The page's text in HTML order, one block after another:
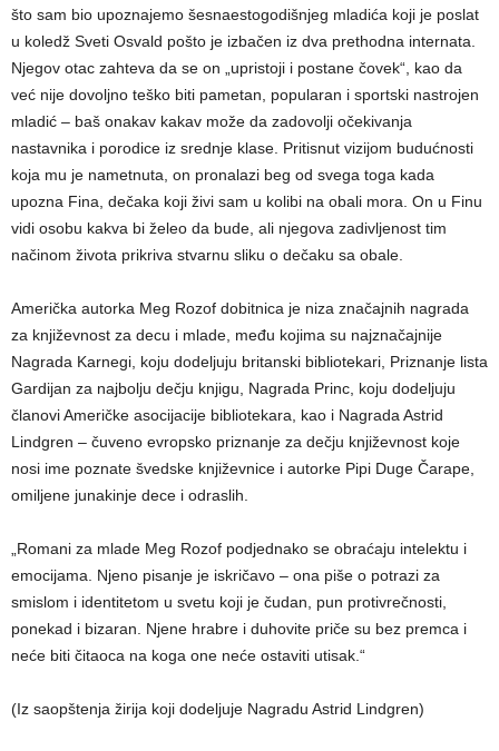
što sam bio upoznajemo šesnaestogodišnjeg mladića koji je poslat
u koledž Sveti Osvald pošto je izbačen iz dva prethodna internata.
Njegov otac zahteva da se on „upristoji i postane čovek“, kao da
već nije dovoljno teško biti pametan, popularan i sportski nastrojen
mladić – baš onakav kakav može da zadovolji očekivanja
nastavnika i porodice iz srednje klase. Pritisnut vizijom budućnosti
koja mu je nametnuta, on pronalazi beg od svega toga kada
upozna Fina, dečaka koji živi sam u kolibi na obali mora. On u Finu
vidi osobu kakva bi želeo da bude, ali njegova zadivljenost tim
načinom života prikriva stvarnu sliku o dečaku sa obale.
Američka autorka Meg Rozof dobitnica je niza značajnih nagrada
za književnost za decu i mlade, među kojima su najznačajnije
Nagrada Karnegi, koju dodeljuju britanski bibliotekari, Priznanje lista
Gardijan za najbolju dečju knjigu, Nagrada Princ, koju dodeljuju
članovi Američke asocijacije bibliotekara, kao i Nagrada Astrid
Lindgren – čuveno evropsko priznanje za dečju književnost koje
nosi ime poznate švedske književnice i autorke Pipi Duge Čarape,
omiljene junakinje dece i odraslih.
„Romani za mlade Meg Rozof podjednako se obraćaju intelektu i
emocijama. Njeno pisanje je iskričavo – ona piše o potrazi za
smislom i identitetom u svetu koji je čudan, pun protivrečnosti,
ponekad i bizaran. Njene hrabre i duhovite priče su bez premca i
neće biti čitaoca na koga one neće ostaviti utisak.“
(Iz saopštenja žirija koji dodeljuje Nagradu Astrid Lindgren)